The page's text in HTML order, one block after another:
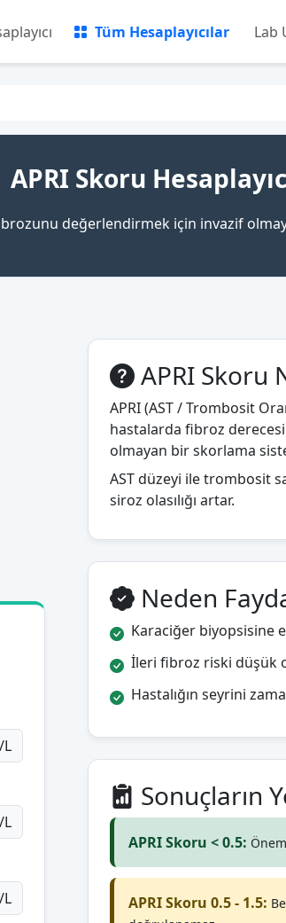
Tüm Hesaplayıcılar Lab
APRI Skoru
değerlendirmek için invazif
L
L
L
APRI Skoru
APRI (AST / Trombosit
hastalarda fibroz
olmayan bir skorlama
AST düzeyi ile trombosit
siroz olasılığı artar.
Neden
Karaciğer biyopsisine
İleri fibroz riski düşük
Hastalığın seyrini
Sonuçların
APRI Skoru < 0.5:
APRI Skoru 0.5 - 1.5: